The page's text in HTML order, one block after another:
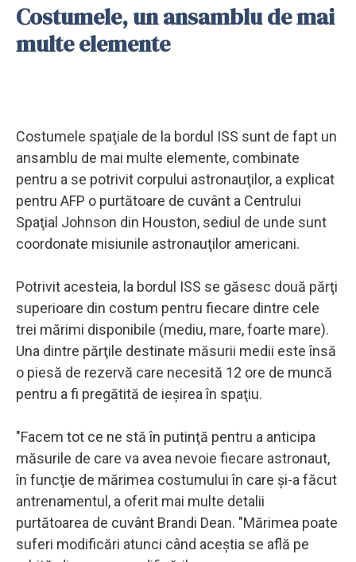
Costumele, un ansamblu de mai
multe elemente
Costumele spaţiale de la bordul ISS sunt de fapt un
ansamblu de mai multe elemente, combinate
pentru a se potrivit corpului astronauţilor, a explicat
pentru AFP o purtătoare de cuvânt a Centrului
Spaţial Johnson din Houston, sediul de unde sunt
coordonate misiunile astronauţilor americani.
Potrivit acesteia, la bordul ISS se găsesc două părţi
superioare din costum pentru fiecare dintre cele
trei mărimi disponibile (mediu, mare, foarte mare).
Una dintre părţile destinate măsurii medii este însă
o piesă de rezervă care necesită 12 ore de muncă
pentru a fi pregătită de ieşirea în spaţiu.
"Facem tot ce ne stă în putinţă pentru a anticipa
măsurile de care va avea nevoie fiecare astronaut,
în funcţie de mărimea costumului în care şi-a făcut
antrenamentul, a oferit mai multe detalii
purtătoarea de cuvânt Brandi Dean. "Mărimea poate
suferi modificări atunci când aceştia se află pe